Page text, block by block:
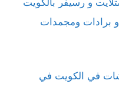
برادات ومجمدات
في الكويت في